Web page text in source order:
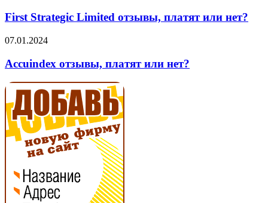
Limited
платят
нет?
First Strategic Limited отзывы, платят или нет?
Accuindex
платят
или
нет?
07.01.2024
Accuindex отзывы, платят или нет?